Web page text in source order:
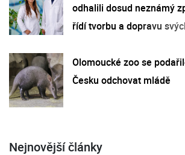
odhalili dosud neznámý
řídí tvorbu a dopravu
Olomoucké zoo se
Česku odchovat mládě
Nejnovější články